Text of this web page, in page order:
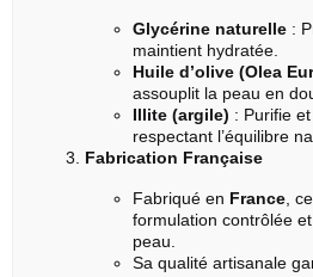
Glycérine naturelle :
maintient hydratée.
Huile d’olive (Olea
assouplit la peau en
Illite (argile) : Purifie
respectant l’équilibre
Fabrication Française
Fabriqué en France,
formulation contrôlée
peau.
Sa qualité artisanale